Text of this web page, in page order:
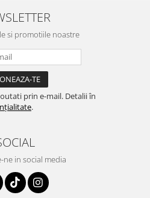
si promotiile noastre
prin e-mail. Detalii în
.
ne in social media